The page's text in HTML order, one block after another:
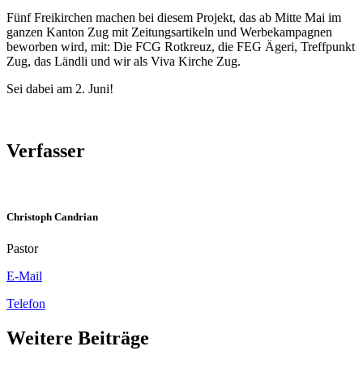
Fünf Freikirchen machen bei diesem Projekt, das ab Mitte Mai im
ganzen Kanton Zug mit Zeitungsartikeln und Werbekampagnen
beworben wird, mit: Die FCG Rotkreuz, die FEG Ägeri, Treffpunkt
Zug, das Ländli und wir als Viva Kirche Zug.
Sei dabei am 2. Juni!
Verfasser
Christoph Candrian
Pastor
E-Mail
Telefon
Weitere Beiträge